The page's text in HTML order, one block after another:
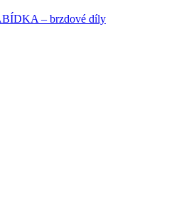
– brzdové díly